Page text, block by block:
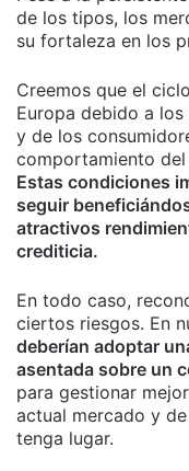
de los tipos, los
su fortaleza en los
Creemos que el
Europa debido a
y de los
comportamiento
Estas condiciones
seguir
atractivos
crediticia.
En todo caso,
ciertos riesgos. En
deberían adoptar
asentada sobre un
para gestionar
actual mercado y
tenga lugar.